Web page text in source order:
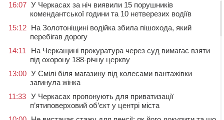
16:07 У Черкасах за ніч виявили 15 порушників
комендантської години та 10 нетверезих водіїв
15:12
На Золотоніщині водійка збила пішохода, який
перебігав дорогу
14:11
На Черкащині прокуратура через суд вимагає взяти
під охорону 188-річну церкву
13:00 У Смілі біля магазину під колесами вантажівки
загинула жінка
11:33 У Черкасах пропонують для приватизації
п’ятиповерховий об’єкт у центрі міста